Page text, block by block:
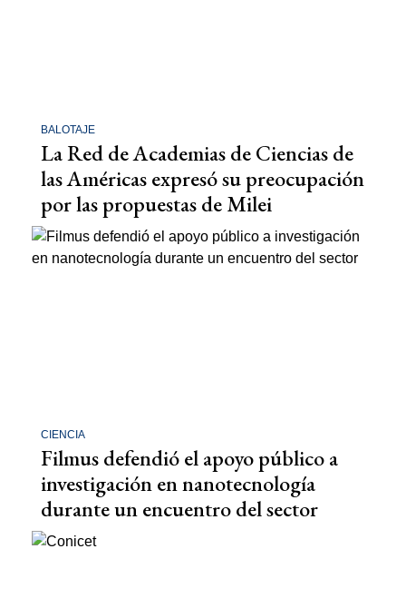
BALOTAJE
La Red de Academias de Ciencias de
las Américas expresó su preocupación
por las propuestas de Milei
CIENCIA
Filmus defendió el apoyo público a
investigación en nanotecnología
durante un encuentro del sector